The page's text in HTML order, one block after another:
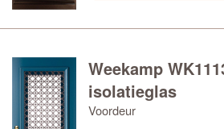
Weekamp
isolatieglas
Voordeur